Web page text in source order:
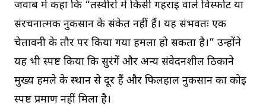
जवाब में कहा कि “तस्वीरों में किसी गहराई वाले विस्फोट या
संरचनात्मक नुकसान के संकेत नहीं हैं। यह संभवतः एक
चेतावनी के तौर पर किया गया हमला हो सकता है।” उन्होंने
यह भी स्पष्ट किया कि सुरंगें और अन्य संवेदनशील ठिकाने
मुख्य हमले के स्थान से दूर हैं और फिलहाल नुकसान का कोई
स्पष्ट प्रमाण नहीं मिला है।